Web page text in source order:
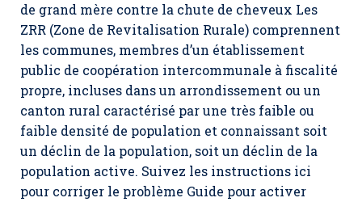
de grand mère contre la chute de cheveux Les
ZRR (Zone de Revitalisation Rurale) comprennent
les communes, membres d’un établissement
public de coopération intercommunale à fiscalité
propre, incluses dans un arrondissement ou un
canton rural caractérisé par une très faible ou
faible densité de population et connaissant soit
un déclin de la population, soit un déclin de la
population active. Suivez les instructions ici
pour corriger le problème Guide pour activer